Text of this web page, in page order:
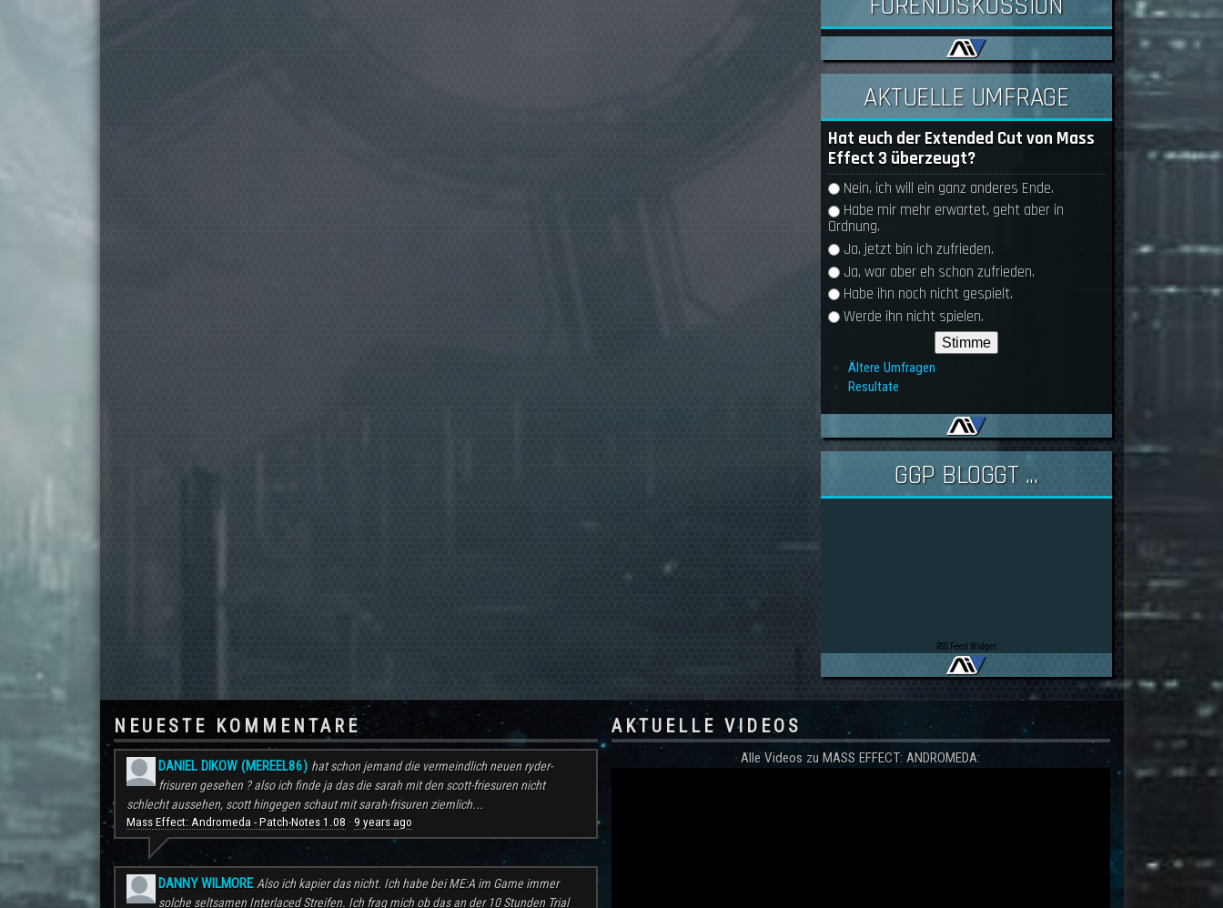
AKTUELLE UMFRAGE
Hat euch der Extended Cut von Mass
Effect 3 überzeugt?
Auswahlmöglichkeiten
Nein, ich will ein ganz anderes Ende.
Habe mir mehr erwartet, geht aber in
Ordnung.
Ja, jetzt bin ich zufrieden.
Ja, war aber eh schon zufrieden.
Habe ihn noch nicht gespielt.
Werde ihn nicht spielen.
Ältere Umfragen
Resultate
GGP BLOGGT ...
RSS Feed Widget
NEUESTE KOMMENTARE
DANIEL DIKOW (MEREEL86) hat schon jemand die vermeindlich neuen ryder-
frisuren gesehen ? also ich finde ja das die sarah mit den scott-friesuren nicht
schlecht aussehen, scott hingegen schaut mit sarah-frisuren ziemlich...
Mass Effect: Andromeda - Patch-Notes 1.08 · 9 years ago
DANNY WILMORE Also ich kapier das nicht. Ich habe bei ME:A im Game immer
solche seltsamen Interlaced Streifen. Ich frag mich ob das an der 10 Stunden Trial
AKTUELLE VIDEOS
Alle Videos zu MASS EFFECT: ANDROMEDA: